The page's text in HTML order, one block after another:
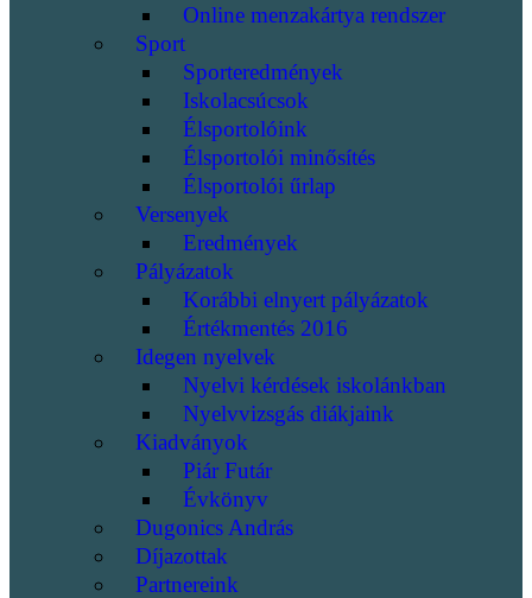
Online menzakártya rendszer
Sport
Sporteredmények
Iskolacsúcsok
Élsportolóink
Élsportolói minősítés
Élsportolói űrlap
Versenyek
Eredmények
Pályázatok
Korábbi elnyert pályázatok
Értékmentés 2016
Idegen nyelvek
Nyelvi kérdések iskolánkban
Nyelvvizsgás diákjaink
Kiadványok
Piár Futár
Évkönyv
Dugonics András
Díjazottak
Partnereink